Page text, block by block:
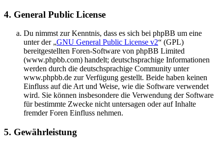
4. General Public License
Du nimmst zur Kenntnis, dass es sich bei phpBB um eine
unter der „GNU General Public License v2“ (GPL)
bereitgestellten Foren-Software von phpBB Limited
(www.phpbb.com) handelt; deutschsprachige Informationen
werden durch die deutschsprachige Community unter
www.phpbb.de zur Verfügung gestellt. Beide haben keinen
Einfluss auf die Art und Weise, wie die Software verwendet
wird. Sie können insbesondere die Verwendung der Software
für bestimmte Zwecke nicht untersagen oder auf Inhalte
fremder Foren Einfluss nehmen.
5. Gewährleistung